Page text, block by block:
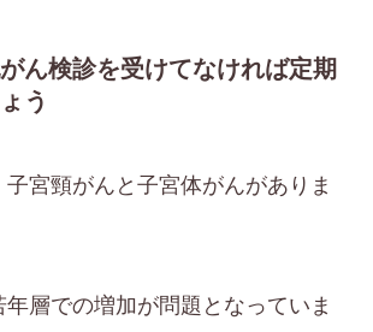
ん検診を受けてなければ定期
う
宮頸がんと子宮体がんがありま
層での増加が問題となっていま